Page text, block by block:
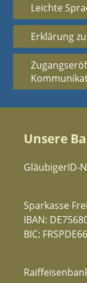
Leichte
Erklärung
Unsere
GläubigerID-
Sparkasse
IBAN:
BIC: